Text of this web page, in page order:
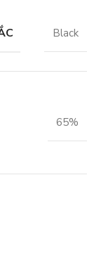
Black
65%